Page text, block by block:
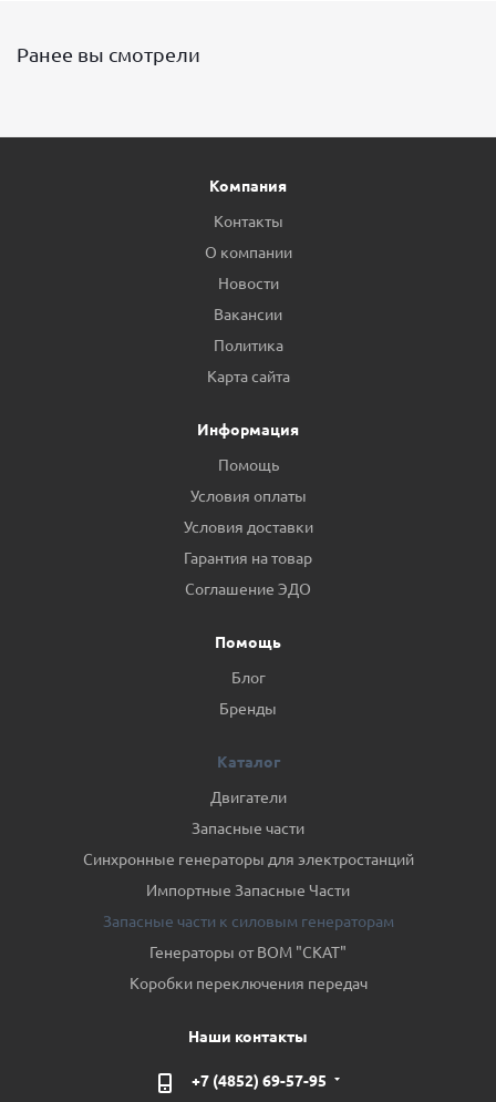
Ранее вы смотрели
Компания
Контакты
О компании
Новости
Вакансии
Политика
Карта сайта
Информация
Помощь
Условия оплаты
Условия доставки
Гарантия на товар
Соглашение ЭДО
Помощь
Блог
Бренды
Каталог
Двигатели
Запасные части
Синхронные генераторы для электростанций
Импортные Запасные Части
Запасные части к силовым генераторам
Генераторы от ВОМ "СКАТ"
Коробки переключения передач
Наши контакты
+7 (4852) 69-57-95